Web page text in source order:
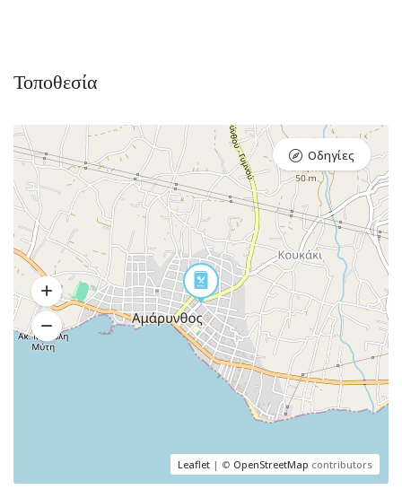
Τοποθεσία
Leaflet | © OpenStreetMap contributors
Οδηγίες